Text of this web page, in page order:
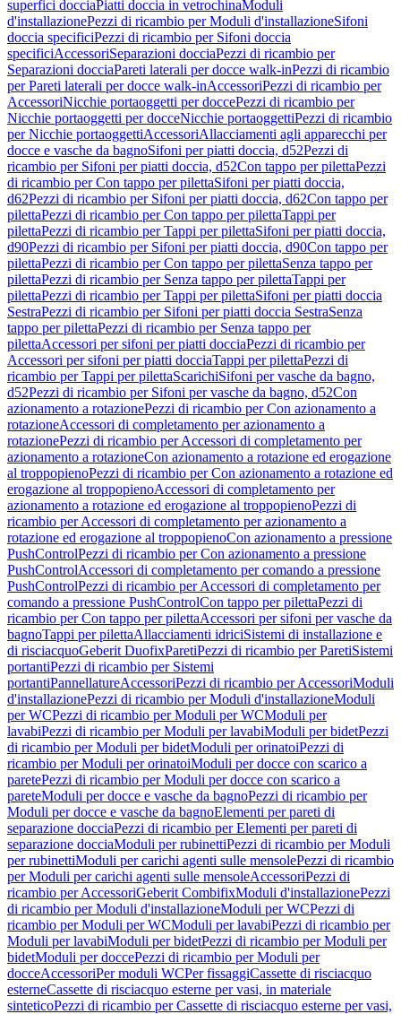
superfici docciaPiatti doccia in vetrochinaModuli
d'installazionePezzi di ricambio per Moduli d'installazioneSifoni
doccia specificiPezzi di ricambio per Sifoni doccia
specificiAccessoriSeparazioni docciaPezzi di ricambio per
Separazioni docciaPareti laterali per docce walk-inPezzi di ricambio
per Pareti laterali per docce walk-inAccessoriPezzi di ricambio per
AccessoriNicchie portaoggetti per doccePezzi di ricambio per
Nicchie portaoggetti per docceNicchie portaoggettiPezzi di ricambio
per Nicchie portaoggettiAccessoriAllacciamenti agli apparecchi per
docce e vasche da bagnoSifoni per piatti doccia, d52Pezzi di
ricambio per Sifoni per piatti doccia, d52Con tappo per pilettaPezzi
di ricambio per Con tappo per pilettaSifoni per piatti doccia,
d62Pezzi di ricambio per Sifoni per piatti doccia, d62Con tappo per
pilettaPezzi di ricambio per Con tappo per pilettaTappi per
pilettaPezzi di ricambio per Tappi per pilettaSifoni per piatti doccia,
d90Pezzi di ricambio per Sifoni per piatti doccia, d90Con tappo per
pilettaPezzi di ricambio per Con tappo per pilettaSenza tappo per
pilettaPezzi di ricambio per Senza tappo per pilettaTappi per
pilettaPezzi di ricambio per Tappi per pilettaSifoni per piatti doccia
SestraPezzi di ricambio per Sifoni per piatti doccia SestraSenza
tappo per pilettaPezzi di ricambio per Senza tappo per
pilettaAccessori per sifoni per piatti docciaPezzi di ricambio per
Accessori per sifoni per piatti docciaTappi per pilettaPezzi di
ricambio per Tappi per pilettaScarichiSifoni per vasche da bagno,
d52Pezzi di ricambio per Sifoni per vasche da bagno, d52Con
azionamento a rotazionePezzi di ricambio per Con azionamento a
rotazioneAccessori di completamento per azionamento a
rotazionePezzi di ricambio per Accessori di completamento per
azionamento a rotazioneCon azionamento a rotazione ed erogazione
al troppopienoPezzi di ricambio per Con azionamento a rotazione ed
erogazione al troppopienoAccessori di completamento per
azionamento a rotazione ed erogazione al troppopienoPezzi di
ricambio per Accessori di completamento per azionamento a
rotazione ed erogazione al troppopienoCon azionamento a pressione
PushControlPezzi di ricambio per Con azionamento a pressione
PushControlAccessori di completamento per comando a pressione
PushControlPezzi di ricambio per Accessori di completamento per
comando a pressione PushControlCon tappo per pilettaPezzi di
ricambio per Con tappo per pilettaAccessori per sifoni per vasche da
bagnoTappi per pilettaAllacciamenti idriciSistemi di installazione e
di risciacquoGeberit DuofixParetiPezzi di ricambio per ParetiSistemi
portantiPezzi di ricambio per Sistemi
portantiPannellatureAccessoriPezzi di ricambio per AccessoriModuli
d'installazionePezzi di ricambio per Moduli d'installazioneModuli
per WCPezzi di ricambio per Moduli per WCModuli per
lavabiPezzi di ricambio per Moduli per lavabiModuli per bidetPezzi
di ricambio per Moduli per bidetModuli per orinatoiPezzi di
ricambio per Moduli per orinatoiModuli per docce con scarico a
paretePezzi di ricambio per Moduli per docce con scarico a
pareteModuli per docce e vasche da bagnoPezzi di ricambio per
Moduli per docce e vasche da bagnoElementi per pareti di
separazione docciaPezzi di ricambio per Elementi per pareti di
separazione docciaModuli per rubinettiPezzi di ricambio per Moduli
per rubinettiModuli per carichi agenti sulle mensolePezzi di ricambio
per Moduli per carichi agenti sulle mensoleAccessoriPezzi di
ricambio per AccessoriGeberit CombifixModuli d'installazionePezzi
di ricambio per Moduli d'installazioneModuli per WCPezzi di
ricambio per Moduli per WCModuli per lavabiPezzi di ricambio per
Moduli per lavabiModuli per bidetPezzi di ricambio per Moduli per
bidetModuli per doccePezzi di ricambio per Moduli per
docceAccessoriPer moduli WCPer fissaggiCassette di risciacquo
esterneCassette di risciacquo esterne per vasi, in materiale
sinteticoPezzi di ricambio per Cassette di risciacquo esterne per vasi,